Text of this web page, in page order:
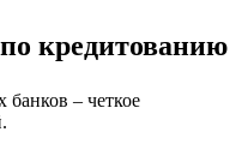
кредитованию
банков – четкое